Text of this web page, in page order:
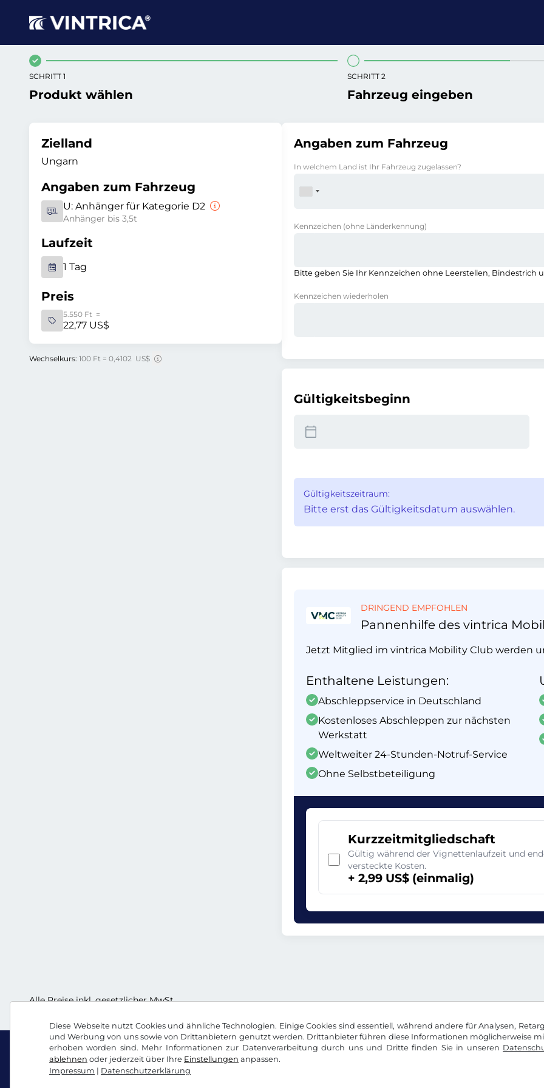
Diese Webseite nutzt Cookies und ähnliche Technologien. Einige Cookies sind essentiell, während andere für Analysen,
und Werbung von uns sowie von Drittanbietern genutzt werden. Drittanbieter führen diese Informationen möglicherweise
erhoben worden sind. Mehr Informationen zur Datenverarbeitung durch uns und Dritte finden Sie in unseren
ablehnen oder jederzeit über Ihre Einstellungen anpassen.
Impressum | Datenschutzerklärung
SCHRITT 1
Produkt wählen
SCHRITT 2
Fahrzeug eingeben
Zielland
Ungarn
Angaben zum Fahrzeug
U: Anhänger für Kategorie D2
Anhänger bis 3,5t
Laufzeit
1 Tag
Preis
5.550 Ft =
22,77 US$
Wechselkurs: 100 Ft = 0,4102 US$
Angaben zum Fahrzeug
In welchem Land ist Ihr Fahrzeug zugelassen?
Kennzeichen (ohne Länderkennung)
Bitte geben Sie Ihr Kennzeichen ohne Leerstellen, Bindestrich
Kennzeichen wiederholen
Gültigkeitsbeginn
Gültigkeitszeitraum:
Bitte erst das Gültigkeitsdatum auswählen.
DRINGEND EMPFOHLEN
Pannenhilfe des vintrica
Jetzt Mitglied im vintrica Mobility Club werden
Enthaltene Leistungen:
Abschleppservice in Deutschland
Kostenloses Abschleppen zur nächsten
Werkstatt
Weltweiter 24-Stunden-Notruf-Service
Ohne Selbstbeteiligung
Kurzzeitmitgliedschaft
Gültig während der Vignettenlaufzeit und
versteckte Kosten.
+ 2,99 US$ (einmalig)
Alle Preise inkl. gesetzlicher MwSt.